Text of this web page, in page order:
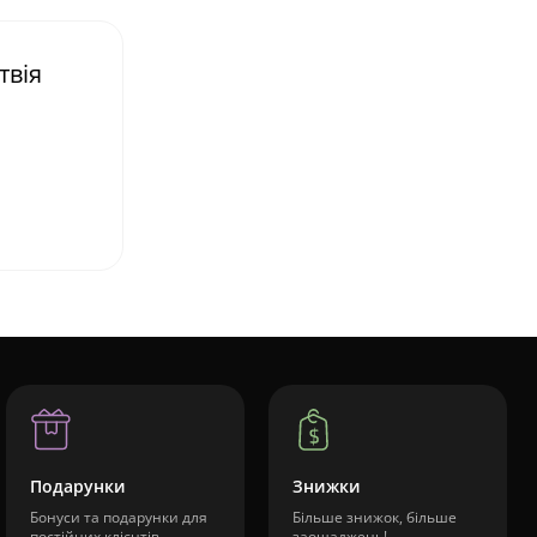
Подарунки
Бонуси та подарунки для
Знижки
Більше знижок, більше